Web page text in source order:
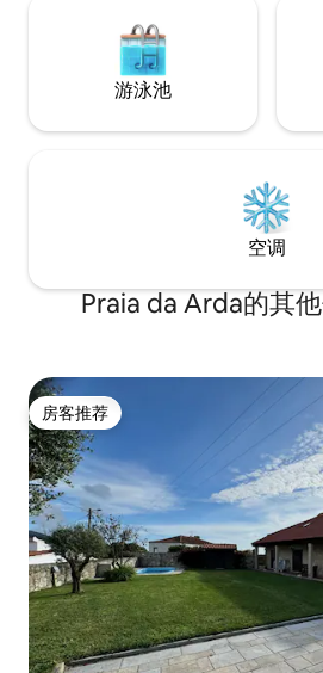
游泳池
空调
Praia da Arda的其
房客推荐
房客推荐